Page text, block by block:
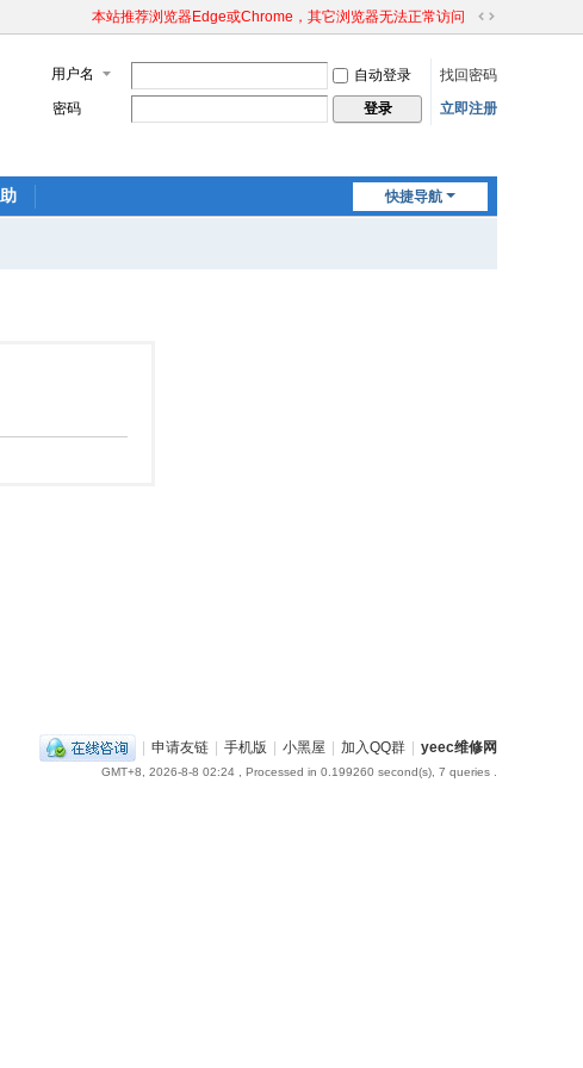
本站推荐浏览器Edge或Chrome，其它浏览器无法正常访问
切
到
宽
用户名 自动登录
找回密码
密码
登录 立即注册
快捷导航
| 申请友链 | 手机版 | 小黑屋 | 加入QQ群 | yeec维修网
GMT+8, 2026-8-8 02:24 , Processed in 0.199260 second(s), 7 queries .